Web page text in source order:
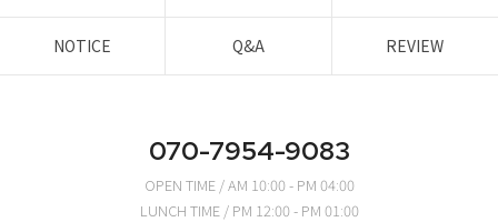
NOTICE Q&A REVIEW
070-7954-9083
OPEN TIME / AM 10:00 - PM 04:00
LUNCH TIME / PM 12:00 - PM 01:00